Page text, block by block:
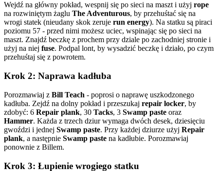
Wejdź na główny pokład, wespnij się po sieci na maszt i użyj rope
na rozwiniętym żaglu The Adventurous, by przehuśtać się na
wrogi statek (nieudany skok zeruje run energy). Na statku są piraci
poziomu 57 - przed nimi możesz uciec, wspinając się po sieci na
maszt. Znajdź beczkę z prochem przy dziale po zachodniej stronie i
użyj na niej fuse. Podpal lont, by wysadzić beczkę i działo, po czym
przehuśtaj się z powrotem.
Krok 2: Naprawa kadłuba
Porozmawiaj z Bill Teach - poprosi o naprawę uszkodzonego
kadłuba. Zejdź na dolny pokład i przeszukaj repair locker, by
zdobyć: 6 Repair plank, 30 Tacks, 3 Swamp paste oraz
Hammer. Każda z trzech dziur wymaga dwóch desek, dziesięciu
gwoździ i jednej Swamp paste. Przy każdej dziurze użyj Repair
plank, a następnie Swamp paste na kadłubie. Porozmawiaj
ponownie z Billem.
Krok 3: Łupienie wrogiego statku